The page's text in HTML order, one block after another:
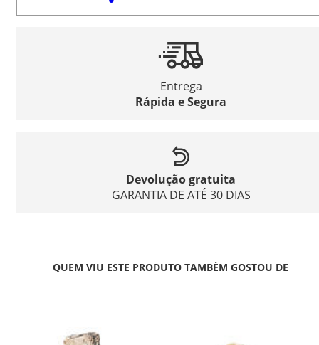
Entrega
Rápida e Segura
Devolução gratuita
GARANTIA DE ATÉ 30 DIAS
QUEM VIU ESTE PRODUTO TAMBÉM GOSTOU DE